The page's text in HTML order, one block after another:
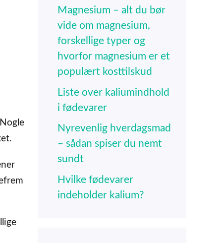
Magnesium – alt du bør
vide om magnesium,
forskellige typer og
hvorfor magnesium er et
populært kosttilskud
Liste over kaliumindhold
i fødevarer
Nyrevenlig hverdagsmad
– sådan spiser du nemt
sundt
Hvilke fødevarer
indeholder kalium?